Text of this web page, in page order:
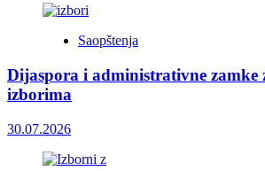
Saopštenja
Dijaspora i administrativne zamke
izborima
30.07.2026